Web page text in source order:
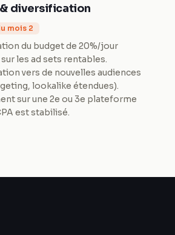
diversification
mois 2
du budget de 20%/jour
les ad sets rentables.
vers de nouvelles audiences
lookalike étendues).
sur une 2e ou 3e plateforme
est stabilisé.